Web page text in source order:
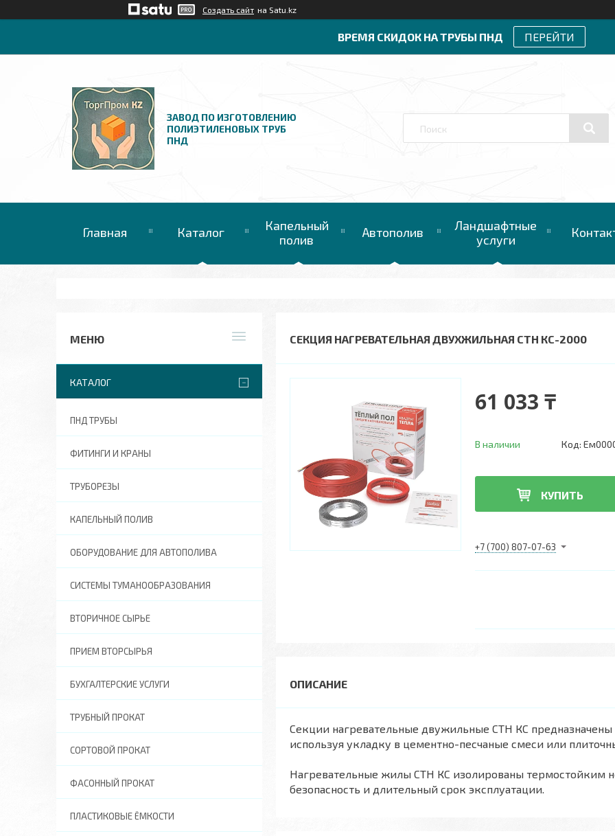
Создать сайт на Satu.kz
ВРЕМЯ СКИДОК НА ТРУБЫ ПНД ПЕРЕЙТИ
ЗАВОД ПО ИЗГОТОВЛЕНИЮ
ПОЛИЭТИЛЕНОВЫХ ТРУБ
ПНД
Главная Каталог
Капельный
полив
Автополив
Ландшафтные
услуги
СЕКЦИЯ НАГРЕВАТЕЛЬНАЯ ДВУХЖИЛЬНАЯ СТН КС-2000
61 033 ₸
В наличии Код:
КУПИТЬ
+7 (700) 807-07-63
Секции нагревательные двужильные СТН КС
используя укладку в цементно-песчаные смеси или
Нагревательные жилы СТН КС изолированы термостойким
безопасность и длительный срок эксплуатации.
КАТАЛОГ
ПНД ТРУБЫ
ФИТИНГИ И КРАНЫ
ТРУБОРЕЗЫ
КАПЕЛЬНЫЙ ПОЛИВ
ОБОРУДОВАНИЕ ДЛЯ АВТОПОЛИВА
СИСТЕМЫ ТУМАНООБРАЗОВАНИЯ
ВТОРИЧНОЕ СЫРЬЕ
ПРИЕМ ВТОРСЫРЬЯ
БУХГАЛТЕРСКИЕ УСЛУГИ
ТРУБНЫЙ ПРОКАТ
СОРТОВОЙ ПРОКАТ
ФАСОННЫЙ ПРОКАТ
ПЛАСТИКОВЫЕ ЁМКОСТИ